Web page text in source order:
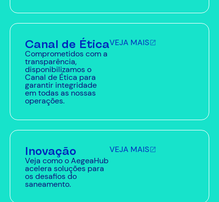
Canal de Ética
Comprometidos com a
transparência,
disponibilizamos o
Canal de Ética para
garantir integridade
em todas as nossas
operações.
VEJA MAIS
Inovação
Veja como o AegeaHub
acelera soluções para
os desafios do
saneamento.
VEJA MAIS